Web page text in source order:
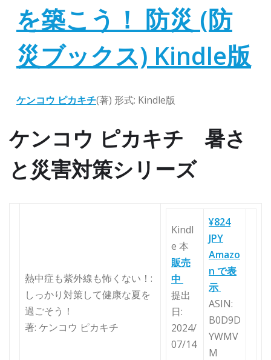
を築こう！ 防災 (防
災ブックス) Kindle版
ケンコウ ピカキチ(著) 形式: Kindle版
ケンコウ ピカキチ 暑さ
と災害対策シリーズ
熱中症も紫外線も怖くない！:
しっかり対策して健康な夏を
過ごそう！
著: ケンコウ ピカキチ
Kindl
e 本
販売
中
提出
日:
2024/
07/14
¥824
JPY
Amazo
n で表
示
ASIN:
B0D9D
YWMV
M